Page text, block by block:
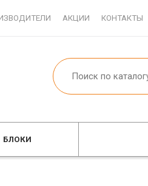
АКЦИИ КОНТАКТЫ
БЛОКИ